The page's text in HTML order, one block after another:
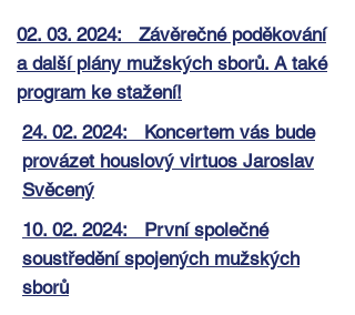
02. 03. 2024: Závěrečné poděkování
a další plány mužských sborů. A také
program ke stažení!
24. 02. 2024: Koncertem vás bude
provázet houslový virtuos Jaroslav
Svěcený
10. 02. 2024: První společné
soustředění spojených mužských
sborů